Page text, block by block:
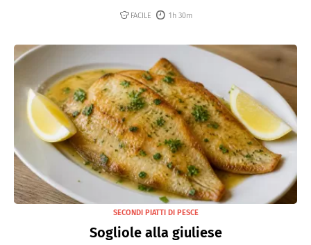
FACILE 1h 30m
SECONDI PIATTI DI PESCE
Sogliole alla giuliese